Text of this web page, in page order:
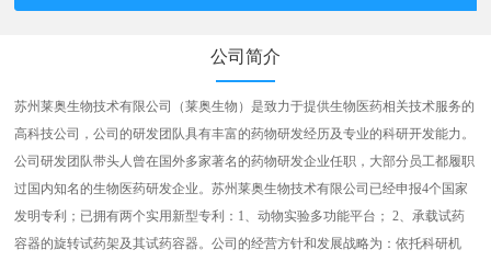
公司简介
苏州莱奥生物技术有限公司（莱奥生物）是致力于提供生物医药相关技术服务的
高科技公司，公司的研发团队具有丰富的药物研发经历及专业的科研开发能力。
公司研发团队带头人曾在国外多家著名的药物研发企业任职，大部分员工都履职
过国内知名的生物医药研发企业。苏州莱奥生物技术有限公司已经申报4个国家
发明专利；已拥有两个实用新型专利：1、动物实验多功能平台； 2、承载试药
容器的旋转试药架及其试药容器。公司的经营方针和发展战略为：依托科研机